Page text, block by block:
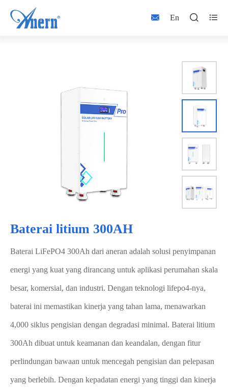
 En  
Baterai litium 300AH
Baterai LiFePO4 300Ah dari aneran adalah solusi penyimpanan
energi yang kuat yang dirancang untuk aplikasi perumahan skala
besar, komersial, dan industri. Dengan teknologi lifepo4-nya,
baterai ini memastikan kinerja yang tahan lama, menawarkan
4,000 siklus pengisian dengan degradasi minimal. Baterai litium
300Ah dibuat untuk keamanan dan keandalan, dengan fitur
perlindungan bawaan untuk mencegah pengisian dan pelepasan
yang berlebih. Dengan kepadatan energi yang tinggi dan kinerja